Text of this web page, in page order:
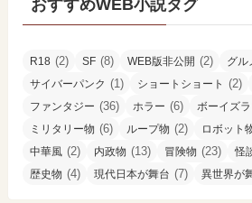
おすすめWEB小説タグ
R18 (2) SF (8) WEB版非公開 (2) グル
サイバーパンク (1) ショートショート (2)
ファンタジー (36) ホラー (6) ボーイズ
ミリタリー物 (6) ループ物 (2) ロボット
中華風 (2) 内政物 (13) 冒険物 (23) 怪
歴史物 (4) 現代日本が舞台 (7) 異世界が